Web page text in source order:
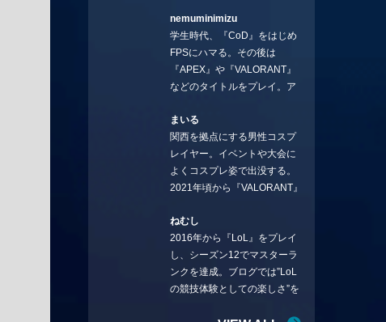
コラムを連載させてもらえる
ことになりました。言いたい
ことを言っていきます。X：
https://x.com/stormKUBO
YouTube：
rmKUBO
nemuminimizu
学生時代、『CoD』をはじめ
FPSにハマる。その後は
『APEX』や『VALORANT』
などのタイトルをプレイ。ア
BGMなどを手掛ける作曲家と
フリーランスのライターの二
足の草鞋を履いて幅広く活動
中。無類のラーメン好き！
Twitter:@ongakucas
まいる
関西を拠点にする男性コスプ
レイヤー。イベントや大会に
よくコスプレ姿で出没する。
2021年頃から『VALORANT』
続ける。現在の推しチームは
「CREST GAMING」。X：
@mlunias（Photo by
Subaru.F.）
ねむし
2016年から『LoL』をプレイ
し、シーズン12でマスターラ
ンクを達成。ブログでは”LoL
の競技体験としての楽しさ”を